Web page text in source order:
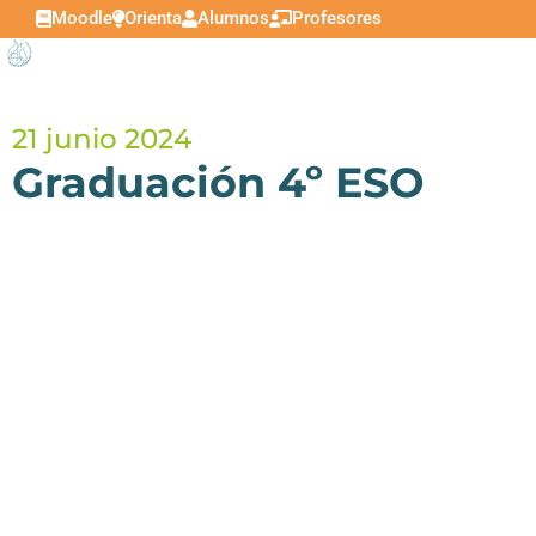
Moodle Orienta Alumnos Profesores
21 junio 2024
Graduación 4º ESO